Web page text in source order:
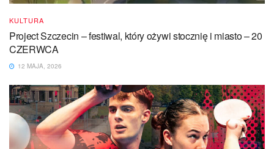
KULTURA
Project Szczecin – festiwal, który ożywi stocznię i miasto – 20
CZERWCA
12 MAJA, 2026